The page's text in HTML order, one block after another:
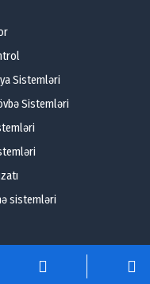
Sistemləri
Sistemləri
sistemləri
© 2025 – Flame Technologies